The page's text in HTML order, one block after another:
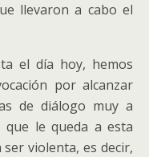
llevaron a cabo el
el día hoy, hemos
por alcanzar
de diálogo muy a
le queda a esta
violenta, es decir,